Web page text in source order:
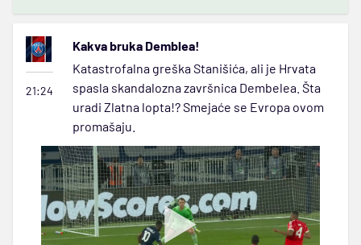
21:24
Kakva bruka Demblea!
Katastrofalna greška Stanišića, ali je Hrvata
spasla skandalozna završnica Dembelea. Šta
uradi Zlatna lopta!? Smejaće se Evropa ovom
promašaju.